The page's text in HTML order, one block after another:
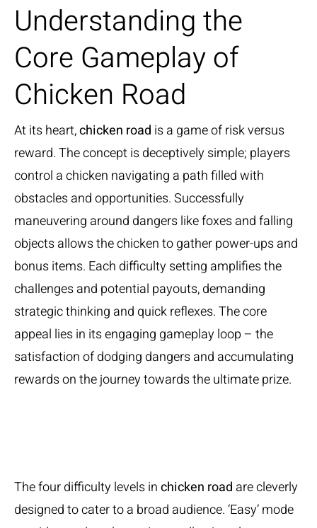
Understanding the
Core Gameplay of
Chicken Road
At its heart,chicken road is a game of risk versus
reward. The concept is deceptively simple; players
control a chicken navigating a path filled with
obstacles and opportunities. Successfully
maneuvering around dangers like foxes and falling
objects allows the chicken to gather power-ups and
bonus items. Each difficulty setting amplifies the
challenges and potential payouts, demanding
strategic thinking and quick reflexes. The core
appeal lies in its engaging gameplay loop – the
satisfaction of dodging dangers and accumulating
rewards on the journey towards the ultimate prize.
The four difficulty levels inchicken road are cleverly
designed to cater to a broad audience. ‘Easy’ mode